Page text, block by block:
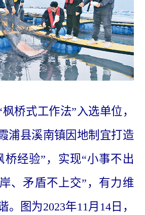
式工作法”入选单位，
浦县溪南镇因地制宜打造
桥经验”，实现“小事不出
、矛盾不上交”，有力维
。图为2023年11月14日，